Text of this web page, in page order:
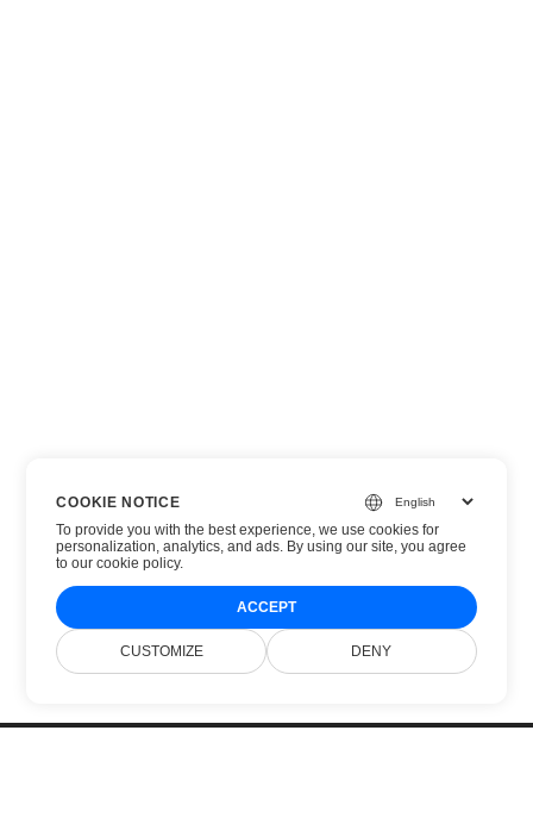
COOKIE NOTICE
To provide you with the best experience, we use cookies for
personalization, analytics, and ads. By using our site, you agree
toour cookie policy.
ACCEPT
CUSTOMIZE DENY